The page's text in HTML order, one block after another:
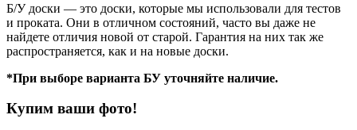
Б/У доски — это доски, которые мы использовали для тестов
и проката. Они в отличном состояний, часто вы даже не
найдете отличия новой от старой. Гарантия на них так же
распространяется, как и на новые доски.
*При выборе варианта БУ уточняйте наличие.
Купим ваши фото!